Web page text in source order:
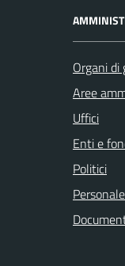
Organi di
Aree
Uffici
Enti e
Politici